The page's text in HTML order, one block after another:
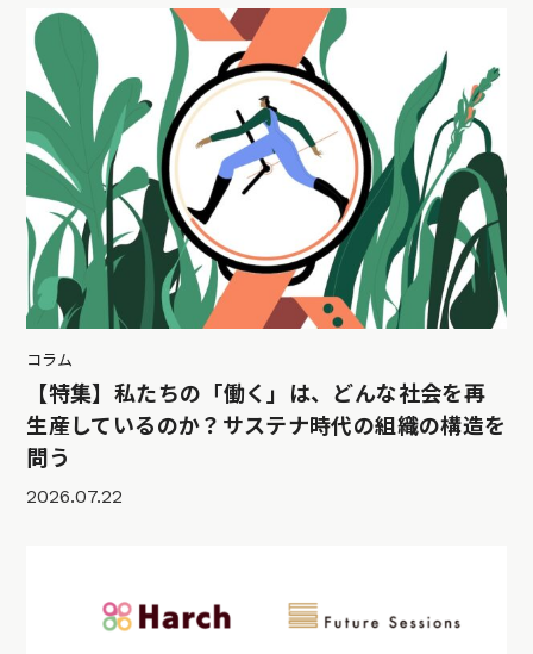
コラム
【特集】私たちの「働く」は、どんな社会を再
生産しているのか？サステナ時代の組織の構造を
問う
2026.07.22